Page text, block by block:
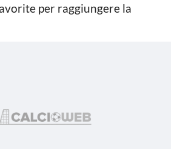
per raggiungere la